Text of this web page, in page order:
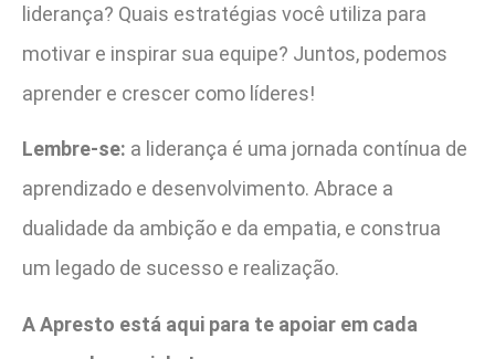
liderança? Quais estratégias você utiliza para
motivar e inspirar sua equipe? Juntos, podemos
aprender e crescer como líderes!
Lembre-se: a liderança é uma jornada contínua de
aprendizado e desenvolvimento. Abrace a
dualidade da ambição e da empatia, e construa
um legado de sucesso e realização.
A Apresto está aqui para te apoiar em cada